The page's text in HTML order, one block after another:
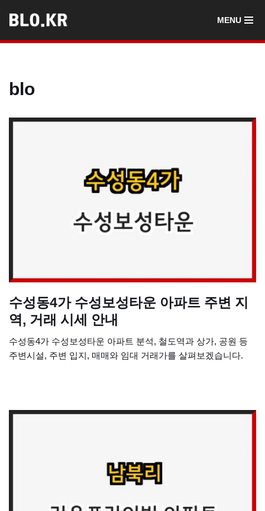
텐
건
뛰
MENU
blo
수성동4가 수성보성타운 아파트 주변 지
역, 거래 시세 안내
수성동4가 수성보성타운 아파트 분석, 철도역과 상가, 공원 등
주변시설, 주변 입지, 매매와 임대 거래가를 살펴보겠습니다.